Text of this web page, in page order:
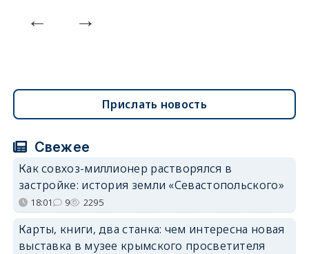
Прислать новость
Свежее
Как совхоз-миллионер растворялся в
застройке: история земли «Севастопольского»
18:01 9 2295
Карты, книги, два станка: чем интересна новая
выставка в музее крымского просветителя